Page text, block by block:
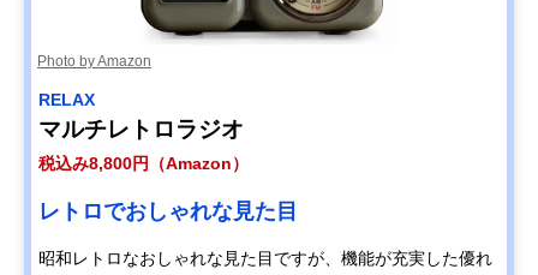
Photo by Amazon
‎RELAX
マルチレトロラジオ
税込み8,800円（Amazon）
レトロでおしゃれな見た目
昭和レトロなおしゃれな見た目ですが、機能が充実した優れ